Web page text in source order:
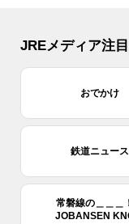
JREメディア注
おでかけ
鉄道ニュース
常磐線の＿＿＿
JOBANSEN